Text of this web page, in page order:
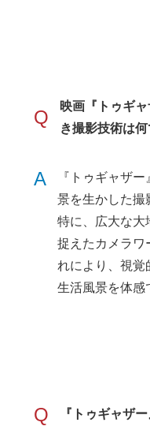
Q
映画『トゥギ
き撮影技術は何
A
『トゥギャザ
景を生かした撮
特に、広大な大
捉えたカメラワ
れにより、視覚
生活風景を体感
Q 『トゥギャザ